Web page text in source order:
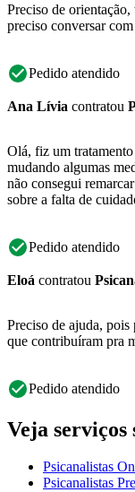
Preciso de
preciso conversar
Pedido atendido
Ana Lívia contratou
Olá, fiz um
mudando algumas
não consegui
sobre a falta de
Pedido atendido
Eloá contratou
Preciso de ajuda,
que contribuíram pra
Pedido atendido
Veja
Psicanalistas
Psicanalistas